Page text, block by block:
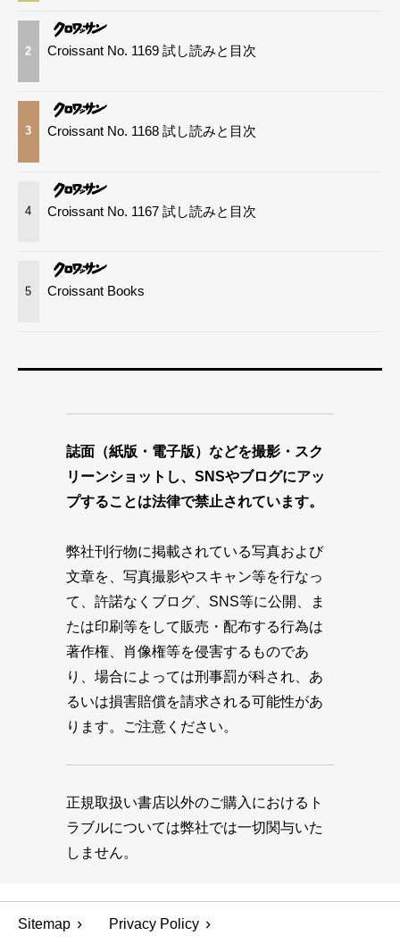
2 Croissant No. 1169 試し読みと目次
3 Croissant No. 1168 試し読みと目次
4 Croissant No. 1167 試し読みと目次
5 Croissant Books
誌面（紙版・電子版）などを撮影・スク
リーンショットし、SNSやブログにアッ
プすることは法律で禁止されています。
弊社刊行物に掲載されている写真および
文章を、写真撮影やスキャン等を行なっ
て、許諾なくブログ、SNS等に公開、ま
たは印刷等をして販売・配布する行為は
著作権、肖像権等を侵害するものであ
り、場合によっては刑事罰が科され、あ
るいは損害賠償を請求される可能性があ
ります。ご注意ください。
正規取扱い書店以外のご購入におけるト
ラブルについては弊社では一切関与いた
しません。
Sitemap Privacy Policy